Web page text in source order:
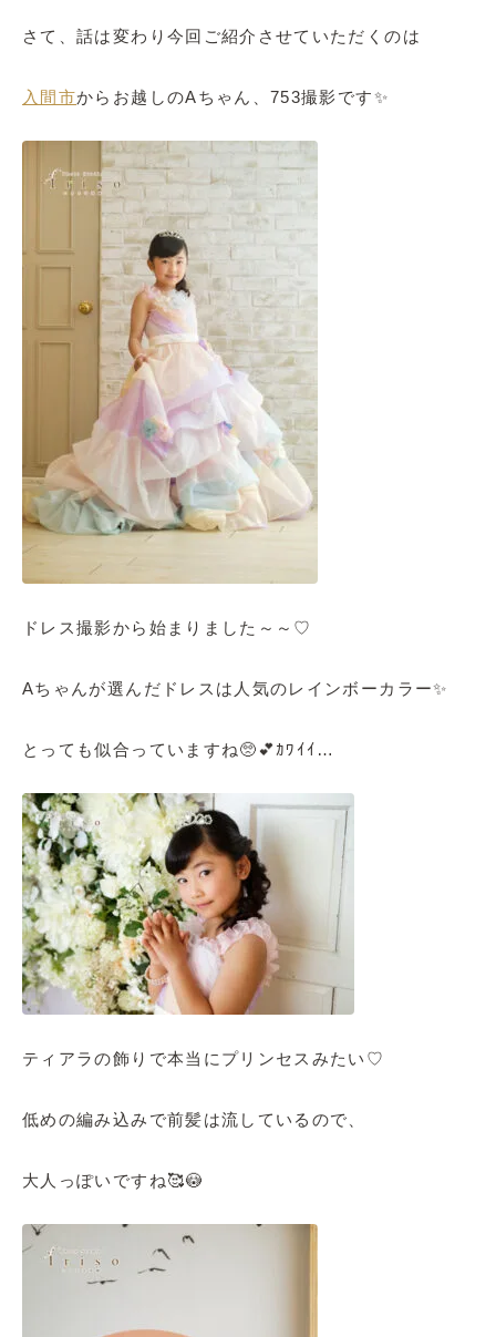
さて、話は変わり今回ご紹介させていただくのは
入間市からお越しのAちゃん、753撮影です✨
ドレス撮影から始まりました～～♡
Aちゃんが選んだドレスは人気のレインボーカラー✨
とっても似合っていますね🥺💕ｶﾜｲｲ…
ティアラの飾りで本当にプリンセスみたい♡
低めの編み込みで前髪は流しているので、
大人っぽいですね🥰😳